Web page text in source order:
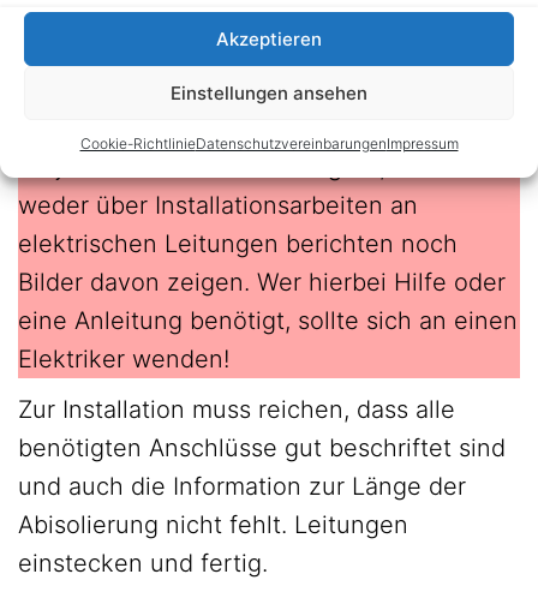
Akzeptieren
Einstellungen ansehen
Cookie-RichtlinieDatenschutzvereinbarungenImpressum
center‘][/atkp_product]
Installation der Rollladenschalter
weder über Installationsarbeiten an
elektrischen Leitungen berichten noch
Bilder davon zeigen. Wer hierbei Hilfe oder
eine Anleitung benötigt, sollte sich an einen
Elektriker wenden!
Zur Installation muss reichen, dass alle
benötigten Anschlüsse gut beschriftet sind
und auch die Information zur Länge der
Abisolierung nicht fehlt. Leitungen
einstecken und fertig.